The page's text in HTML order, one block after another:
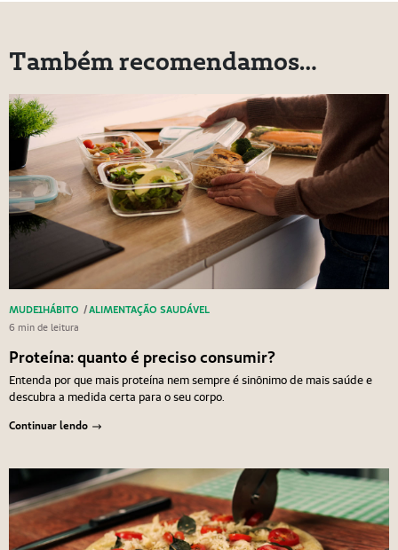
Também recomendamos…
MUDE1HÁBITO /ALIMENTAÇÃO SAUDÁVEL
6 min de leitura
Proteína: quanto é preciso consumir?
Entenda por que mais proteína nem sempre é sinônimo de mais saúde e
descubra a medida certa para o seu corpo.
Continuar lendo